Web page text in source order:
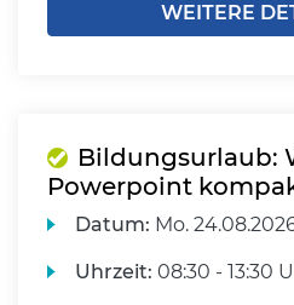
WEITERE
Bildungsurlaub:
Powerpoint
Datum: Mo.
Uhrzeit: 08:30 - 13:30